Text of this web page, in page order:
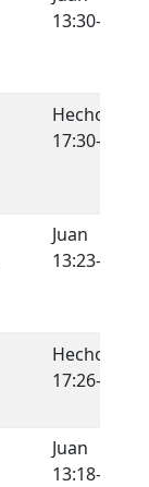
13:30-35
Hechos
17:30-31
Juan
13:23-30
Hechos
17:26-29
Juan
13:18-22